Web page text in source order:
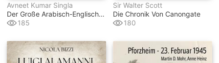
Avneet Kumar Singla
Der Große Arabisch-Englische Colonel Lawrence
185
Sir Walter Scott
Die Chronik Von Canongate
180